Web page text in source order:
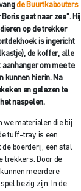
de Buurtkabouters
gaat naar zee”. Hij
op de trekker
is ingericht
de koffer, alle
om mee te
kunnen hierin. Na
en gelezen te
naspelen.
we materialen die bij
tuff-tray is een
boerderij, een stal
trekkers. Door de
meerdere
bezig zijn. In de